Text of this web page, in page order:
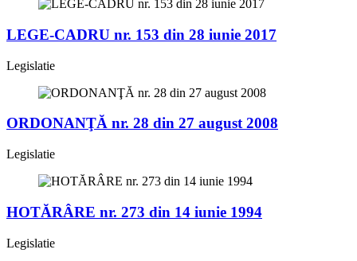
LEGE-CADRU nr. 153 din 28 iunie 2017
Legislatie
ORDONANŢĂ nr. 28 din 27 august 2008
Legislatie
HOTĂRÂRE nr. 273 din 14 iunie 1994
Legislatie